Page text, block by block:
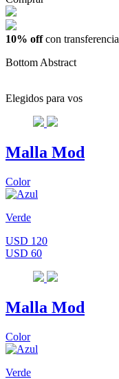
10% offcon transferencia
Bottom Abstract
Elegidos para vos
Malla Mod
Color
Verde
USD 120
USD 60
Malla Mod
Color
Verde